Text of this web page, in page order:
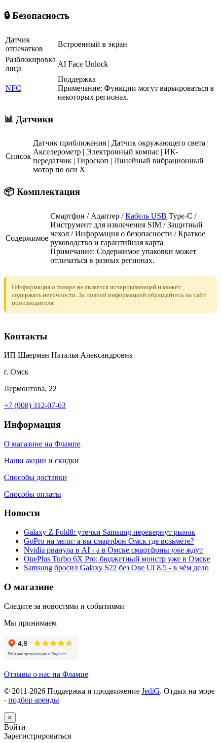
🔒 Безопасность
Датчик
отпечатков
Встроенный в экран
Разблокировка
лица
AI Face Unlock
NFC
Поддержка
Примечание: Функции могут варьироваться в
некоторых регионах.
📊 Датчики
Список
Датчик приближения | Датчик окружающего света |
Акселерометр | Электронный компас | ИК-
передатчик | Гироскоп | Линейный вибрационный
мотор по оси X
📦 Комплектация
Содержимое
Смартфон / Адаптер /Кабель USB Type-C /
Инструмент для извлечения SIM / Защитный
чехол / Информация о безопасности / Краткое
руководство и гарантийная карта
Примечание: Содержимое упаковки может
отличаться в разных регионах.
ℹ️ Информация о товаре не является исчерпывающей и может
содержать неточности. За полной информацией обращайтесь на сайт
производителя.
Контакты
ИП Шаерман Наталья Александровна
г. Омск
Лермонтова, 22
+7 (908) 312-07-63
Информация
О магазине на Флампе
Наши акции и скидки
Способы доставки
Способы оплаты
Новости
Galaxy Z Fold8: утечки Samsung перевернут рынок
GoPro на мели: а вы смартфон Омск где возьмёте?
Nvidia рванула в AI - а в Омске смартфоны уже ждут
OnePlus Turbo 6X Pro: бюджетный монстр уже в Омске
Samsung бросил Galaxy S22 без One UI 8.5 - в чём дело
О магазине
Следите за новостями и событиями
Мы принимаем
Отзывы о нас на Флампе
© 2011-2026 Поддержка и продвижение JediG. Отдых на море
- подбор аренды
×
Войти
Зарегистрироваться